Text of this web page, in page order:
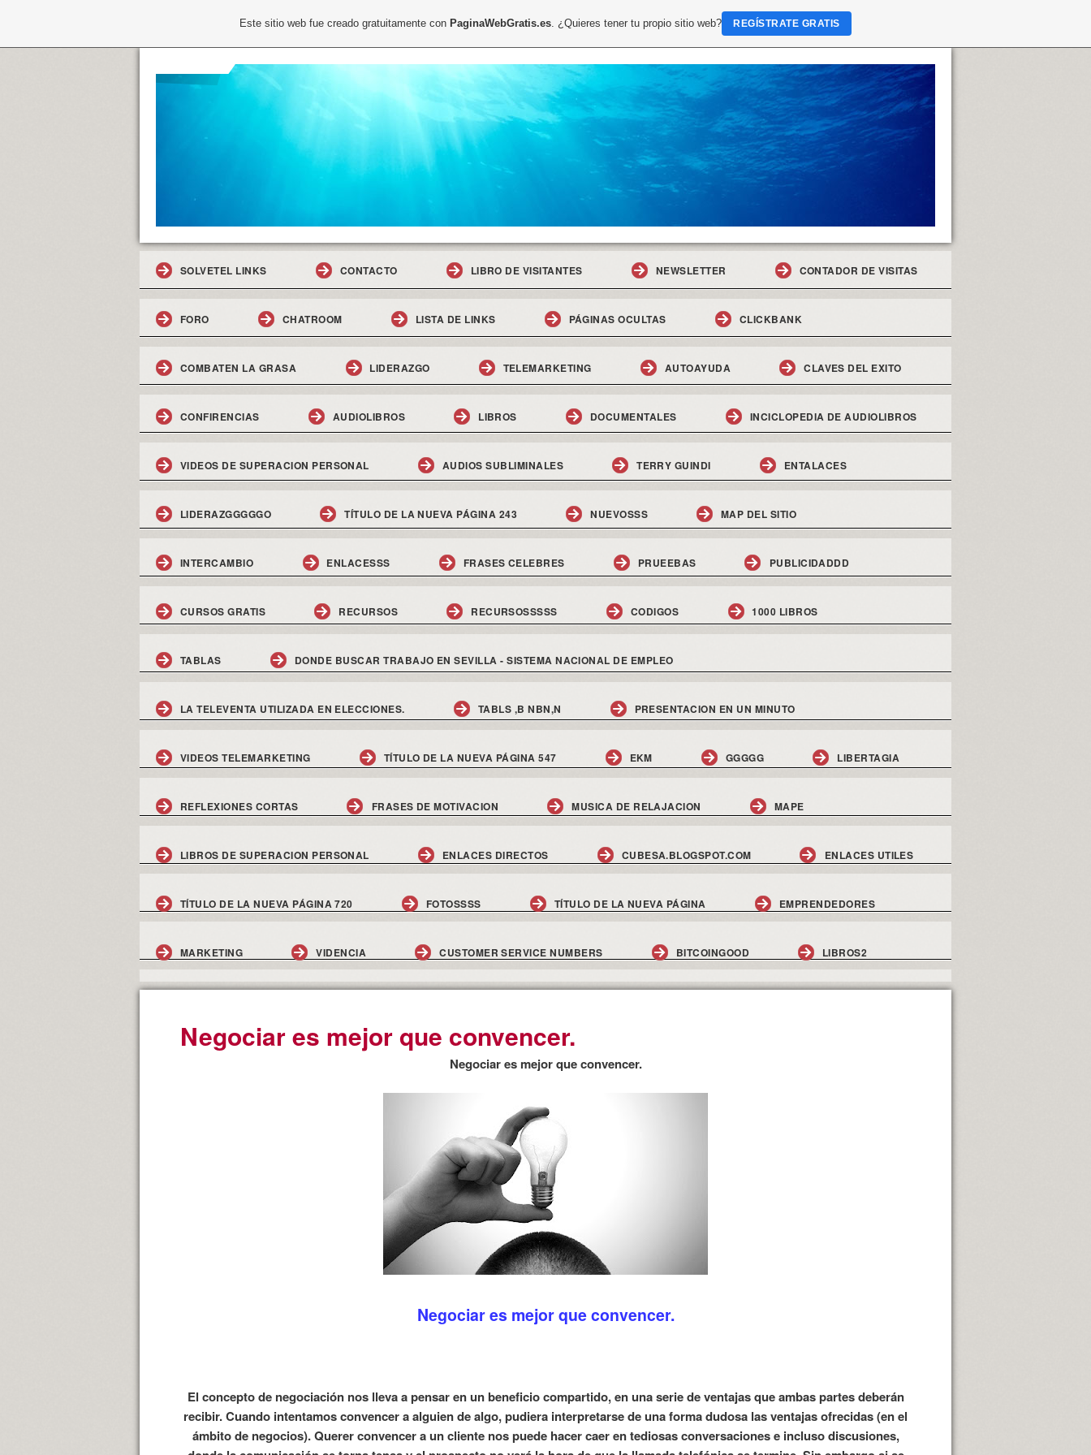
SOLVETEL LINKS CONTACTO LIBRO DE VISITANTES NEWSLETTER CONTADOR DE VISITAS
FORO CHATROOM LISTA DE LINKS PÁGINAS OCULTAS CLICKBANK
COMBATEN LA GRASA LIDERAZGO TELEMARKETING AUTOAYUDA CLAVES DEL EXITO
CONFIRENCIAS AUDIOLIBROS LIBROS DOCUMENTALES INCICLOPEDIA DE AUDIOLIBROS
VIDEOS DE SUPERACION PERSONAL AUDIOS SUBLIMINALES TERRY GUINDI ENTALACES
LIDERAZGGGGGO TÍTULO DE LA NUEVA PÁGINA 243 NUEVOSSS MAP DEL SITIO
INTERCAMBIO ENLACESSS FRASES CELEBRES PRUEEBAS PUBLICIDADDD
CURSOS GRATIS RECURSOS RECURSOSSSSS CODIGOS 1000 LIBROS
TABLAS DONDE BUSCAR TRABAJO EN SEVILLA - SISTEMA NACIONAL DE EMPLEO
LA TELEVENTA UTILIZADA EN ELECCIONES. TABLS ,B NBN,N PRESENTACION EN UN MINUTO
VIDEOS TELEMARKETING TÍTULO DE LA NUEVA PÁGINA 547 EKM GGGGG LIBERTAGIA
REFLEXIONES CORTAS FRASES DE MOTIVACION MUSICA DE RELAJACION MAPE
LIBROS DE SUPERACION PERSONAL ENLACES DIRECTOS CUBESA.BLOGSPOT.COM ENLACES UTILES
TÍTULO DE LA NUEVA PÁGINA 720 FOTOSSSS TÍTULO DE LA NUEVA PÁGINA EMPRENDEDORES
MARKETING VIDENCIA CUSTOMER SERVICE NUMBERS BITCOINGOOD LIBROS2
Negociar es mejor que convencer.
Negociar es mejor que convencer.
Negociar es mejor que convencer.
El concepto de negociación nos lleva a pensar en un beneficio compartido, en una serie de ventajas que ambas partes deberán
recibir. Cuando intentamos convencer a alguien de algo, pudiera interpretarse de una forma dudosa las ventajas ofrecidas (en el
ámbito de negocios). Querer convencer a un cliente nos puede hacer caer en tediosas conversaciones e incluso discusiones,
Este sitio web fue creado gratuitamente con PaginaWebGratis.es. ¿Quieres tener tu propio sitio web? REGÍSTRATE GRATIS